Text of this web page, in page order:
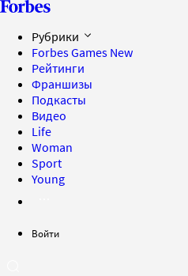
Рубрики
Forbes Games New
Рейтинги
Франшизы
Подкасты
Видео
Life
Woman
Sport
Young
Войти